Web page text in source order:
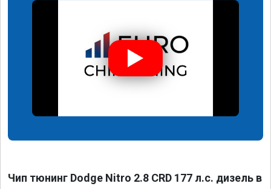
Чип тюнинг Dodge Nitro 2.8 CRD 177 л.с. дизель в